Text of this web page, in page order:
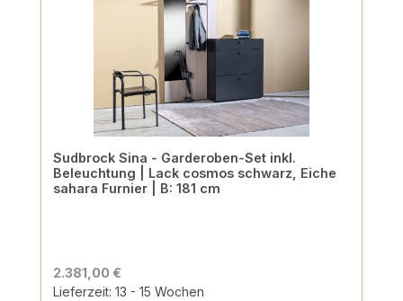
Sudbrock Sina - Garderoben-Set inkl.
Beleuchtung | Lack cosmos schwarz, Eiche
sahara Furnier | B: 181 cm
2.381,00 €
Lieferzeit: 13 - 15 Wochen